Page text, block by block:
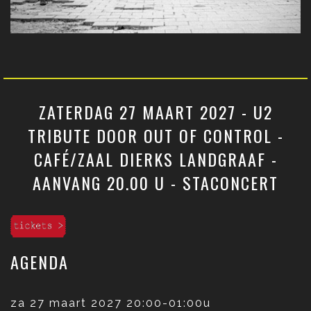
ZATERDAG 27 MAART 2027 - U2
TRIBUTE DOOR OUT OF CONTROL -
CAFÉ/ZAAL DIERKS LANDGRAAF -
AANVANG 20.00 U - STACONCERT
AGENDA
za 27 maart 2027 20:00-01:00u